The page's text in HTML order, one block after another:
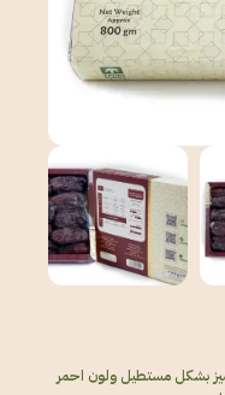
بشكل مستطيل ولون احمر